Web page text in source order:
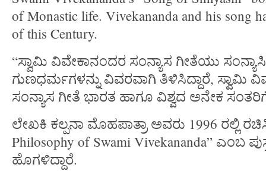
of Monastic life. Vivekananda and his song
of this Century.
“ಸ್ವಾಮಿ ವಿವೇಕಾನಂದರ ಸಂನ್ಯಾಸ ಗೀತೆಯು
ಗುಣಧರ್ಮಗಳನ್ನು ವಿವರವಾಗಿ ತಿಳಿಸಿದ್ದಾರೆ, ಸ್ವಾಮಿ
ಸಂನ್ಯಾಸ ಗೀತೆ ಭಾರತ ಹಾಗೂ ವಿಶ್ವದ ಅನೇಕ
ಲೇಖಕಿ ಕಲ್ಪನಾ ಮೊಹಪಾತ್ರಾ ಅವರು 1996 ರಲ್ಲಿ
Philosophy of Swami Vivekananda” ಎಂಬ
ಹೊಗಳಿದ್ದಾರೆ.